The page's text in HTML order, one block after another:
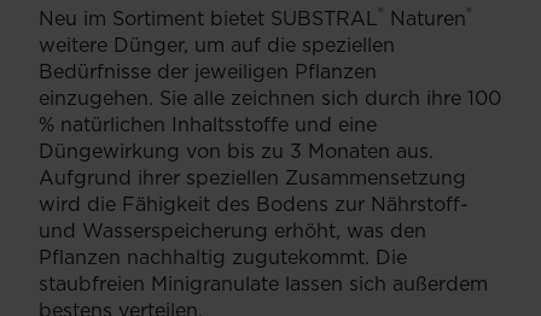
Neu im Sortiment bietet SUBSTRAL® ️ Naturen®
weitere Dünger, um auf die speziellen
Bedürfnisse der jeweiligen Pflanzen
einzugehen. Sie alle zeichnen sich durch ihre 100
% natürlichen Inhaltsstoffe und eine
Düngewirkung von bis zu 3 Monaten aus.
Aufgrund ihrer speziellen Zusammensetzung
wird die Fähigkeit des Bodens zur Nährstoff-
und Wasserspeicherung erhöht, was den
Pflanzen nachhaltig zugutekommt. Die
staubfreien Minigranulate lassen sich außerdem
bestens verteilen.